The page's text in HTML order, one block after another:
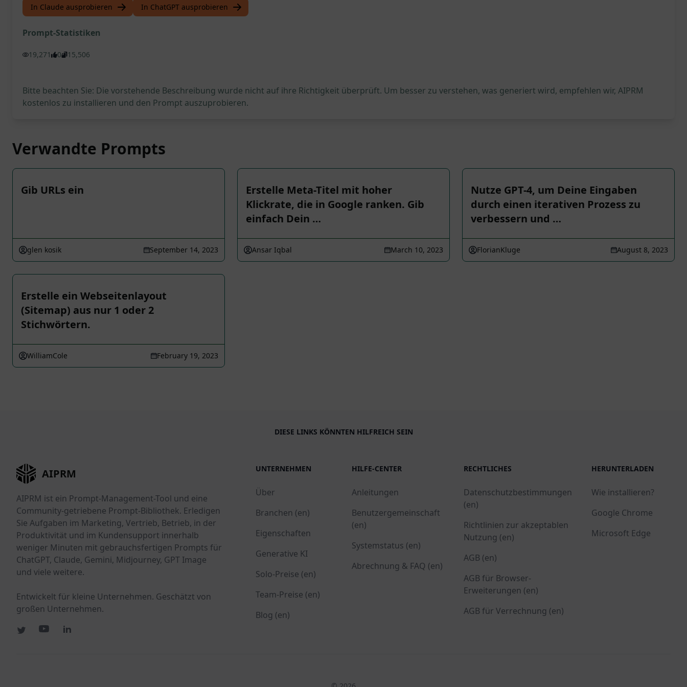
In Claude ausprobieren In ChatGPT ausprobieren
Prompt-Statistiken
19,271 0 15,506
Bitte beachten Sie: Die vorstehende Beschreibung wurde nicht auf ihre Richtigkeit überprüft. Um besser zu verstehen, was generiert wird, empfehlen wir, AIPRM
kostenlos zu installieren und den Prompt auszuprobieren.
Verwandte Prompts
Gib URLs ein
glen kosik September 14, 2023
Erstelle Meta-Titel mit hoher
Klickrate, die in Google ranken. Gib
einfach Dein …
Ansar Iqbal March 10, 2023
Nutze GPT-4, um Deine Eingaben
durch einen iterativen Prozess zu
verbessern und …
FlorianKluge August 8, 2023
Erstelle ein Webseitenlayout
(Sitemap) aus nur 1 oder 2
Stichwörtern.
WilliamCole February 19, 2023
DIESE LINKS KÖNNTEN HILFREICH SEIN
AIPRM
AIPRM ist ein Prompt-Management-Tool und eine
Community-getriebene Prompt-Bibliothek. Erledigen
Sie Aufgaben im Marketing, Vertrieb, Betrieb, in der
Produktivität und im Kundensupport innerhalb
weniger Minuten mit gebrauchsfertigen Prompts für
ChatGPT, Claude, Gemini, Midjourney, GPT Image
und viele weitere.
Entwickelt für kleine Unternehmen. Geschätzt von
großen Unternehmen.
UNTERNEHMEN
Über
Branchen (en)
Eigenschaften
Generative KI
Solo-Preise (en)
Team-Preise (en)
Blog (en)
HILFE-CENTER
Anleitungen
Benutzergemeinschaft
(en)
Systemstatus (en)
Abrechnung & FAQ (en)
RECHTLICHES
Datenschutzbestimmungen
(en)
Richtlinien zur akzeptablen
Nutzung (en)
AGB (en)
AGB für Browser-
Erweiterungen (en)
AGB für Verrechnung (en)
HERUNTERLADEN
Wie installieren?
Google Chrome
Microsoft Edge